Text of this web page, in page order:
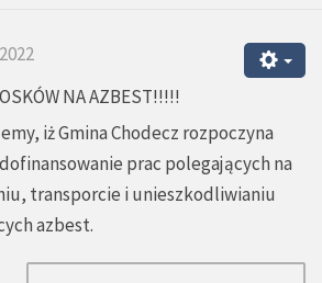
NA AZBEST!!!!!
iż Gmina Chodecz rozpoczyna
prac polegających na
transporcie i unieszkodliwianiu
azbest.